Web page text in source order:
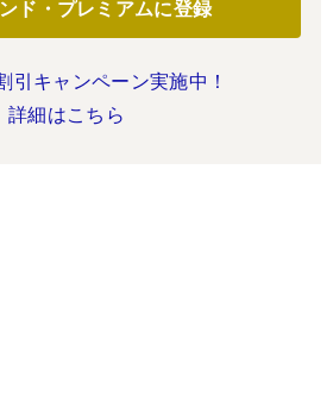
ド・プレミアムに登録
引キャンペーン実施中！
詳細はこちら